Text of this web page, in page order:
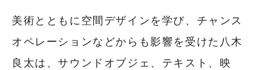
美術とともに空間デザインを学び、チャンス
オペレーションなどからも影響を受けた八木
良太は、サウンドオブジェ、テキスト、映